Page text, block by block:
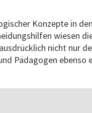
Konzepte in den
wiesen
nicht nur
Pädagogen ebenso